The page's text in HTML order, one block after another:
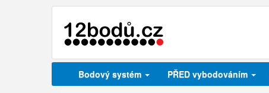
Bodový systém PŘED vybodováním